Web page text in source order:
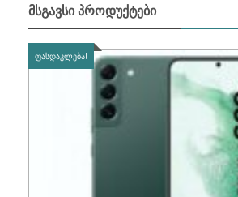
ᲛᲡᲒᲐᲕᲡᲘ ᲞᲠᲝᲓᲣᲥᲢᲔᲑᲘ
ᲤᲐᲡᲓᲐᲙᲚᲔᲑᲐ!